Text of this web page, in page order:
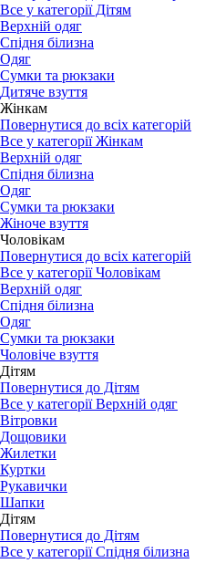
Все у категорії Дітям
Верхній одяг
Спідня білизна
Одяг
Сумки та рюкзаки
Дитяче взуття
Жінкам
Повернутися до всіх категорій
Все у категорії Жінкам
Верхній одяг
Спідня білизна
Одяг
Сумки та рюкзаки
Жіноче взуття
Чоловікам
Повернутися до всіх категорій
Все у категорії Чоловікам
Верхній одяг
Спідня білизна
Одяг
Сумки та рюкзаки
Чоловіче взуття
Дітям
Повернутися до Дітям
Все у категорії Верхній одяг
Вітровки
Дощовики
Жилетки
Куртки
Рукавички
Шапки
Дітям
Повернутися до Дітям
Все у категорії Спідня білизна